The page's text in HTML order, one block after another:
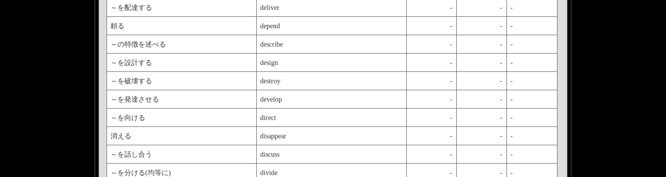
～を配達する deliver - - -
頼る depend - - -
～の特徴を述べる describe - - -
～を設計する design - - -
～を破壊する destroy - - -
～を発達させる develop - - -
～を向ける direct - - -
消える disappear - - -
～を話し合う discuss - - -
～を分ける(均等に) divide - - -